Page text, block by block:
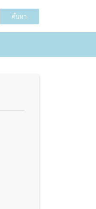
ค้นหา